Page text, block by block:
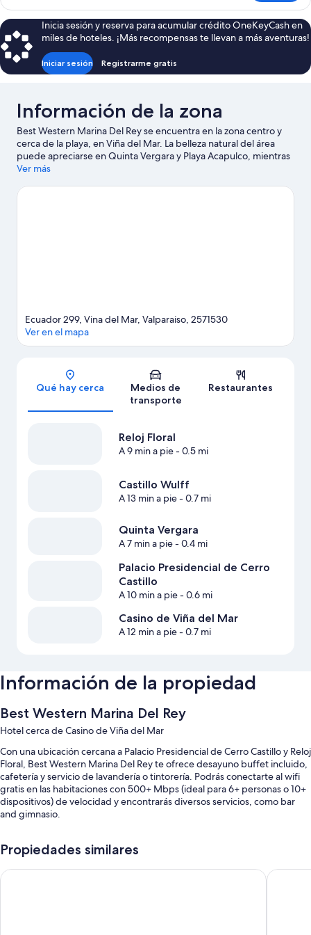
junior,
cama
King
size,
para
(Living
Room;Larger
Room)
Inicia sesión y reserva para acumular crédito OneKeyCash en
miles de hoteles. ¡Más recompensas te llevan a más aventuras!
Iniciar sesión Registrarme gratis
Información de la zona
Best Western Marina Del Rey se encuentra en la zona centro y
cerca de la playa, en Viña del Mar. La belleza natural del área
puede apreciarse en Quinta Vergara y Playa Acapulco, mientras
que Anfiteatro de la Quinta Vergara y Museo La Sebastiana (Casa
puedes darte una vuelta por Reloj Floral y Casino de Viña del
Ver más
Sección del mapa
Ecuador 299, Vina del Mar, Valparaiso, 2571530
Ver en el mapa
Qué hay cerca
Medios de
transporte
Restaurantes
Reloj Floral
A 9 min a pie- 0.5 mi
Castillo Wulff
A 13 min a pie- 0.7 mi
Quinta Vergara
A 7 min a pie- 0.4 mi
Palacio Presidencial de Cerro
Castillo
A 10 min a pie- 0.6 mi
Casino de Viña del Mar
A 12 min a pie- 0.7 mi
Información de la propiedad
Best Western Marina Del Rey
Hotel cerca de Casino de Viña del Mar
Con una ubicación cercana a Palacio Presidencial de Cerro Castillo y Reloj
Floral, Best Western Marina Del Rey te ofrece desayuno buffet incluido,
cafetería y servicio de lavandería o tintorería. Podrás conectarte al wifi
gratis en las habitaciones con 500+ Mbps (ideal para 6+ personas o 10+
dispositivos) de velocidad y encontrarás diversos servicios, como bar
and gimnasio.
Estacionamiento gratis
10 salas de juntas, elevador y no se permite fumar en la propiedad
Propiedades similares
Pullman Viña del Mar San Martín